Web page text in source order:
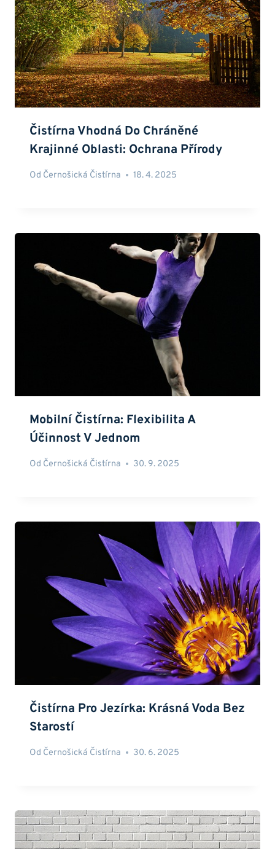
Čistírna Vhodná Do Chráněné
Krajinné Oblasti: Ochrana Přírody
Od Černošická Čistírna 18. 4. 2025
Mobilní Čistírna: Flexibilita A
Účinnost V Jednom
Od Černošická Čistírna 30. 9. 2025
Čistírna Pro Jezírka: Krásná Voda Bez
Starostí
Od Černošická Čistírna 30. 6. 2025